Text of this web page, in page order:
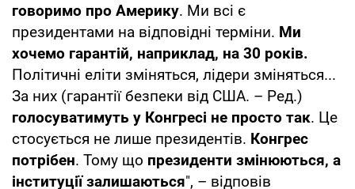
говоримо про Америку. Ми всі є
президентами на відповідні терміни. Ми
хочемо гарантій, наприклад, на 30 років.
Політичні еліти зміняться, лідери зміняться...
За них (гарантії безпеки від США. – Ред.)
голосуватимуть у Конгресі не просто так. Це
стосується не лише президентів. Конгрес
потрібен. Тому що президенти змінюються, а
інституції залишаються", – відповів